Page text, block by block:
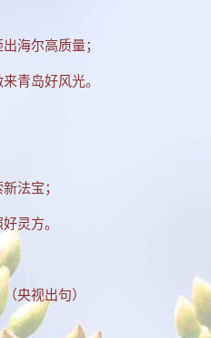
风光
歌曲
他
拐翁
海尔高质量；
青岛好风光。
法宝；
灵方。
央视出句）